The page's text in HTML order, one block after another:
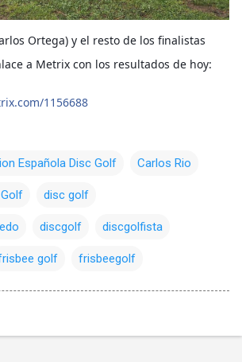
Ortega) y el resto de los finalistas
a Metrix con los resultados de hoy:
1156688
Española Disc Golf Carlos Rio
disc golf
discgolf discgolfista
golf frisbeegolf